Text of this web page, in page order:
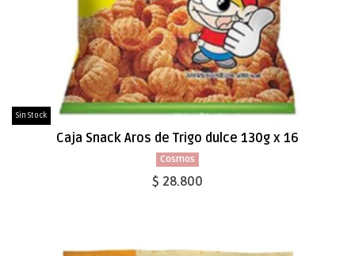
Sin Stock
Caja Snack Aros de Trigo dulce 130g x 16
Cosmos
$ 28.800